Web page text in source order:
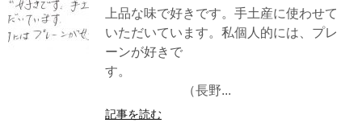
上品な味で好きです。手土産に使わせて
いただいています。私個人的には、プレ
ーンが好きで
す。
（長野...
記事を読む